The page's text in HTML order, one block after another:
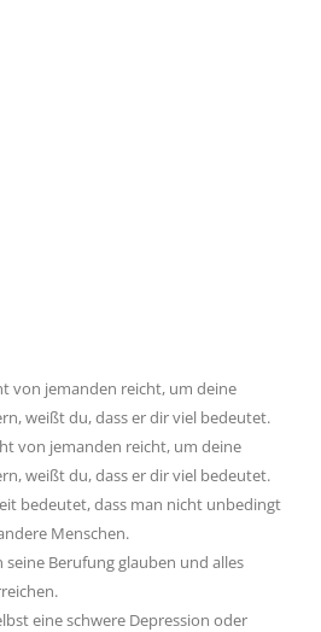
von jemanden reicht, um deine
weißt du, dass er dir viel bedeutet.
von jemanden reicht, um deine
weißt du, dass er dir viel bedeutet.
bedeutet, dass man nicht unbedingt
Menschen.
seine Berufung glauben und alles
eine schwere Depression oder